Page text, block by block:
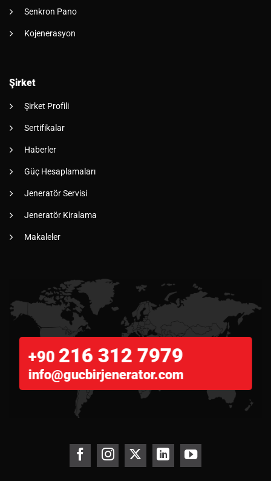
Senkron Pano
Kojenerasyon
Şirket
Şirket Profili
Sertifikalar
Haberler
Güç Hesaplamaları
Jeneratör Servisi
Jeneratör Kiralama
Makaleler
+90 216 312 7979
info@gucbirjenerator.com